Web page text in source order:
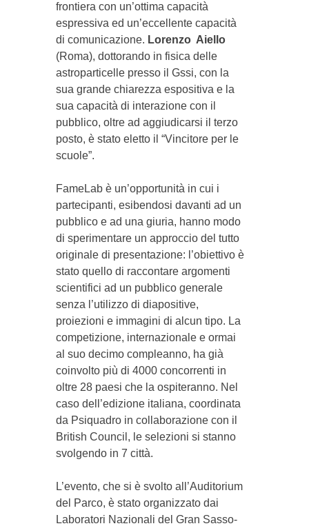
frontiera con un’ottima capacità
espressiva ed un’eccellente capacità
di comunicazione. Lorenzo Aiello
(Roma), dottorando in fisica delle
astroparticelle presso il Gssi, con la
sua grande chiarezza espositiva e la
sua capacità di interazione con il
pubblico, oltre ad aggiudicarsi il terzo
posto, è stato eletto il “Vincitore per le
scuole”.
FameLab è un’opportunità in cui i
partecipanti, esibendosi davanti ad un
pubblico e ad una giuria, hanno modo
di sperimentare un approccio del tutto
originale di presentazione: l’obiettivo è
stato quello di raccontare argomenti
scientifici ad un pubblico generale
senza l’utilizzo di diapositive,
proiezioni e immagini di alcun tipo. La
competizione, internazionale e ormai
al suo decimo compleanno, ha già
coinvolto più di 4000 concorrenti in
oltre 28 paesi che la ospiteranno. Nel
caso dell’edizione italiana, coordinata
da Psiquadro in collaborazione con il
British Council, le selezioni si stanno
svolgendo in 7 città.
L’evento, che si è svolto all’Auditorium
del Parco, è stato organizzato dai
Laboratori Nazionali del Gran Sasso-